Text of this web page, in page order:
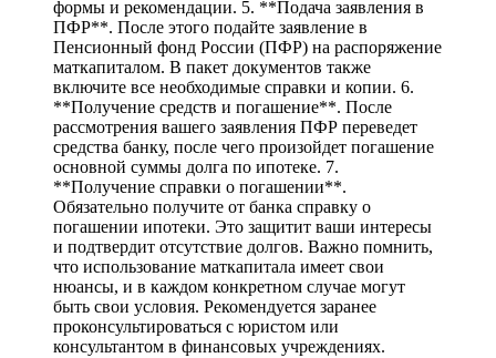
формы и рекомендации. 5. **Подача заявления в
ПФР**. После этого подайте заявление в
Пенсионный фонд России (ПФР) на распоряжение
маткапиталом. В пакет документов также
включите все необходимые справки и копии. 6.
**Получение средств и погашение**. После
рассмотрения вашего заявления ПФР переведет
средства банку, после чего произойдет погашение
основной суммы долга по ипотеке. 7.
**Получение справки о погашении**.
Обязательно получите от банка справку о
погашении ипотеки. Это защитит ваши интересы
и подтвердит отсутствие долгов. Важно помнить,
что использование маткапитала имеет свои
нюансы, и в каждом конкретном случае могут
быть свои условия. Рекомендуется заранее
проконсультироваться с юристом или
консультантом в финансовых учреждениях.